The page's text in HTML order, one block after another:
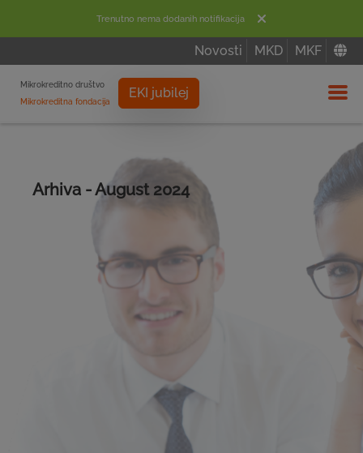
Trenutno nema dodanih notifikacija
Novosti MKD MKF
Mikrokreditno društvo
Mikrokreditna fondacija
EKI jubilej
Arhiva - August 2024